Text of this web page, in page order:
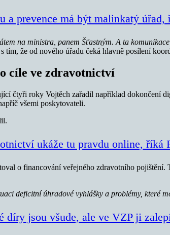
a prevence má být malinkatý
na ministra, panem Šťastným. A ta
tím, že od nového úřadu čeká hlavně posílení
cíle ve zdravotnictví
čtyři roky Vojtěch zařadil například dokončení
všemi poskytovateli.
ukáže tu pravdu online, říká
o financování veřejného zdravotního
deficitní úhradové vyhlášky a problémy, které
díry jsou všude, ale ve VZP ji